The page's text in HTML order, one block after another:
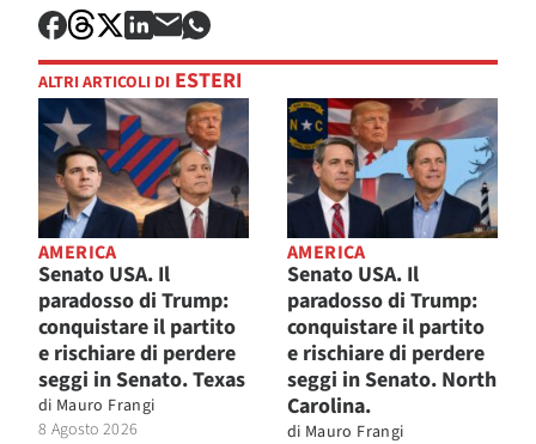
ALTRI ARTICOLI DI ESTERI
AMERICA
Senato USA. Il
paradosso di Trump:
conquistare il partito
e rischiare di perdere
seggi in Senato. Texas
di Mauro Frangi
8 Agosto 2026
AMERICA
Senato USA. Il
paradosso di Trump:
conquistare il partito
e rischiare di perdere
seggi in Senato. North
Carolina.
di Mauro Frangi